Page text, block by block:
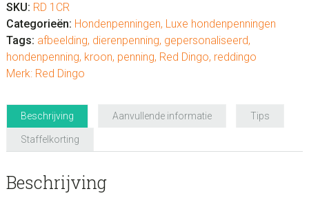
SKU: RD 1CR
Categorieën: Hondenpenningen, Luxe hondenpenningen
Tags: afbeelding, dierenpenning, gepersonaliseerd,
hondenpenning, kroon, penning, Red Dingo, reddingo
Merk: Red Dingo
Beschrijving Aanvullende informatie Tips
Staffelkorting
Beschrijving